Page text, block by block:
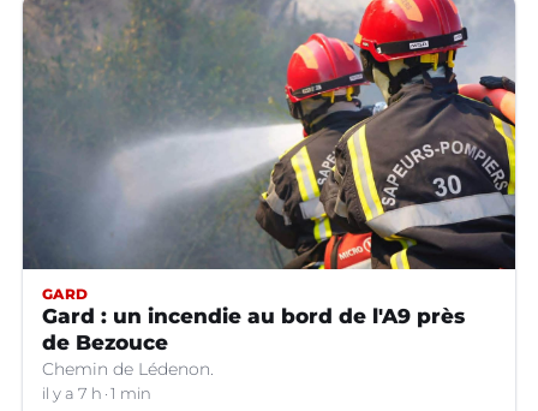
GARD
Gard : un incendie au bord de l'A9 près
de Bezouce
Chemin de Lédenon.
il y a 7 h 1 min